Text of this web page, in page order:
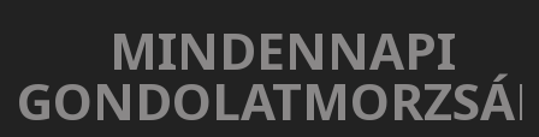
MINDENNAPI